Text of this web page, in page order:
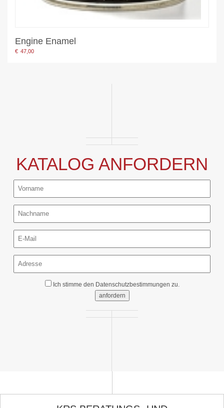
Engine Enamel
€ 47,00
KATALOG ANFORDERN
Ich stimme den Datenschutzbestimmungen zu.
anfordern